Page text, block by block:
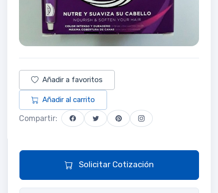
Añadir a favoritos
Añadir al carrito
Compartir:
Solicitar Cotización